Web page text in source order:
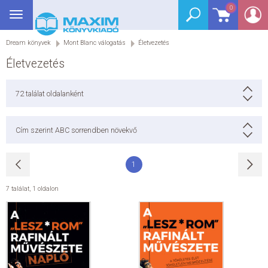
0
Toggle
navigation
Dream könyvek Mont Blanc válogatás Életvezetés
Életvezetés
72 találat oldalanként
Cím szerint ABC sorrendben növekvő
1
7 találat, 1 oldalon
BEJELENTKEZÉS
SEGÉDKÖNYV
E-KÖNYVEK
SEGÍTHETEK?
HÍREK